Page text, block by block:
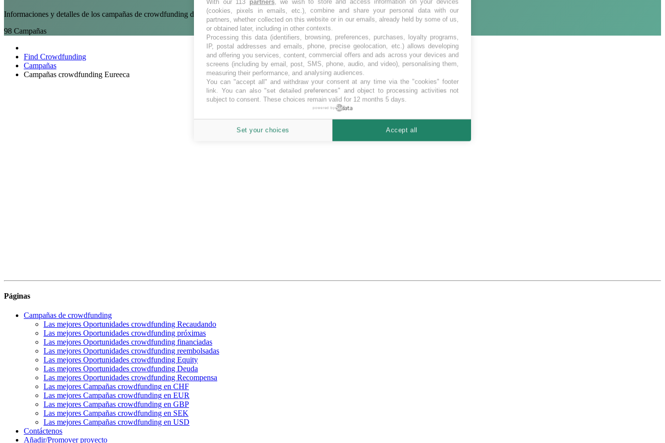
Informaciones y detalles de los campañas de crowdfunding de Eureeca. Todas las oportunidades de Eureeca en financiación colectiva.
98 Campañas
Find Crowdfunding
Campañas
Campañas crowdfunding Eureeca
Páginas
Campañas de crowdfunding
Las mejores Oportunidades crowdfunding Recaudando
Las mejores Oportunidades crowdfunding próximas
Las mejores Oportunidades crowdfunding financiadas
Las mejores Oportunidades crowdfunding reembolsadas
Las mejores Oportunidades crowdfunding Equity
Las mejores Oportunidades crowdfunding Deuda
Las mejores Oportunidades crowdfunding Recompensa
Las mejores Campañas crowdfunding en CHF
Las mejores Campañas crowdfunding en EUR
Las mejores Campañas crowdfunding en GBP
Las mejores Campañas crowdfunding en SEK
Las mejores Campañas crowdfunding en USD
Contáctenos
Añadir/Promover proyecto
With our 113 partners, we wish to store and access information on your devices
(cookies, pixels in emails, etc.), combine and share your personal data with our
partners, whether collected on this website or in our emails, already held by some of us,
or obtained later, including in other contexts.
Processing this data (identifiers, browsing, preferences, purchases, loyalty programs,
IP, postal addresses and emails, phone, precise geolocation, etc.) allows developing
and offering you services, content, commercial offers and ads across your devices and
screens (including by email, post, SMS, phone, audio, and video), personalising them,
measuring their performance, and analysing audiences.
You can "accept all" and withdraw your consent at any time via the "cookies" footer
link. You can also "set detailed preferences" and object to processing activities not
subject to consent. These choices remain valid for 12 months 5 days.
powered by
Set your choices Accept all